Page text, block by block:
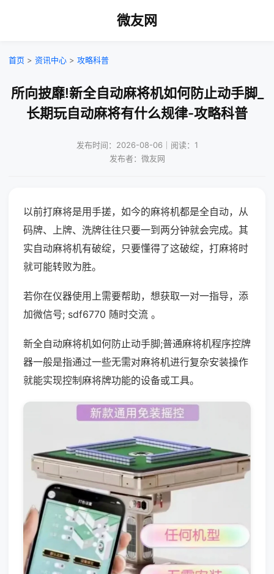
微友网
首页 > 资讯中心 > 攻略科普
所向披靡!新全自动麻将机如何防止动手脚_
长期玩自动麻将有什么规律-攻略科普
发布时间：2026-08-06｜阅读：1
发布者：微友网
以前打麻将是用手搓，如今的麻将机都是全自动，从
码牌、上牌、洗牌往往只要一到两分钟就会完成。其
实自动麻将机有破绽，只要懂得了这破绽，打麻将时
就可能转败为胜。
若你在仪器使用上需要帮助，想获取一对一指导，添
加微信号; sdf6770 随时交流 。
新全自动麻将机如何防止动手脚;普通麻将机程序控牌
器一般是指通过一些无需对麻将机进行复杂安装操作
就能实现控制麻将牌功能的设备或工具。